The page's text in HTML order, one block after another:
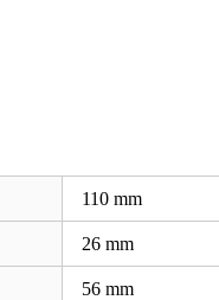
110 mm
26 mm
56 mm